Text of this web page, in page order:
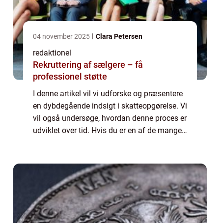
04 november 2025 Clara Petersen
redaktionel
Rekruttering af sælgere – få
professionel støtte
I denne artikel vil vi udforske og præsentere
en dybdegående indsigt i skatteopgørelse. Vi
vil også undersøge, hvordan denne proces er
udviklet over tid. Hvis du er en af de mange,